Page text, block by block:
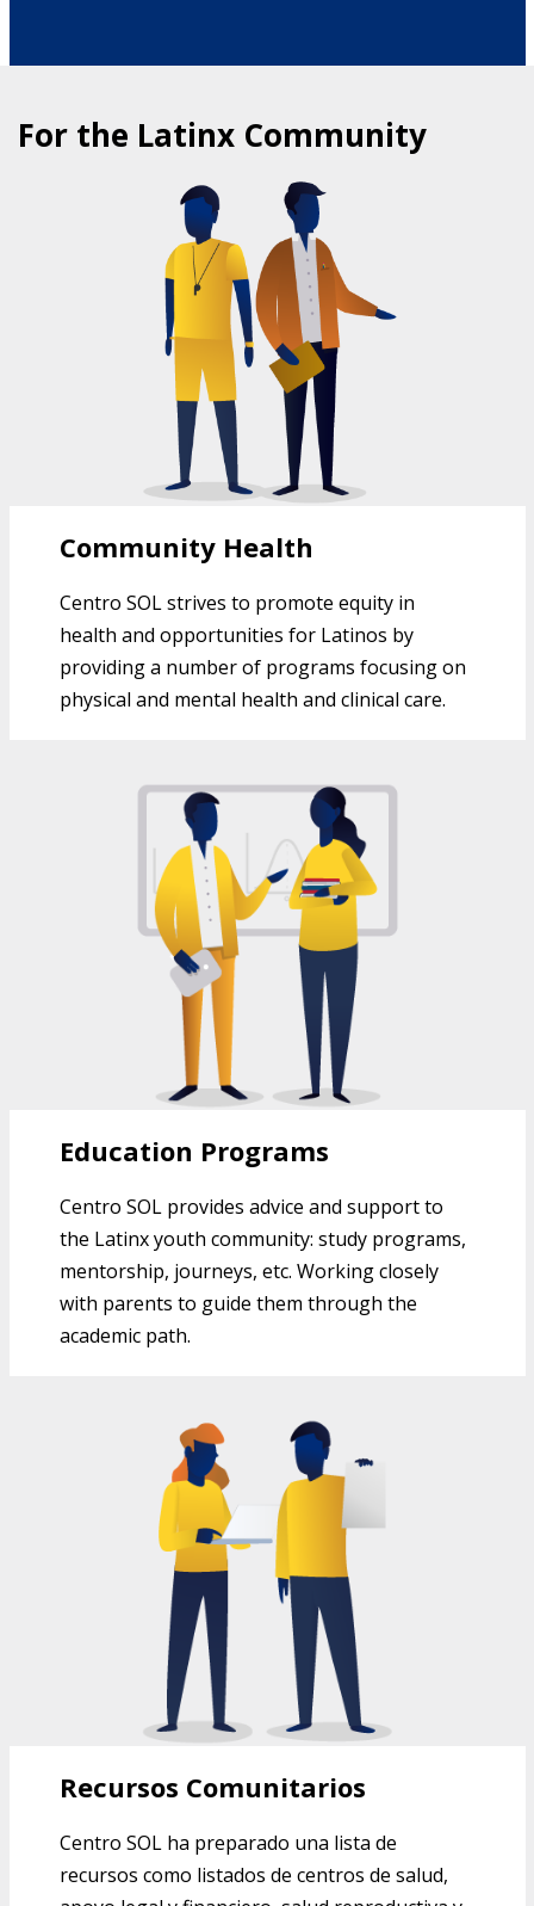
For the Latinx Community
COMMUNITY HEALTH PROGRAMS
FOR LATINXS
Community Health
Centro SOL strives to promote equity in
health and opportunities for Latinos by
providing a number of programs focusing on
physical and mental health and clinical care.
EDUCATION PROGRAMS AT CENTRO
SOL
Education Programs
Centro SOL provides advice and support to
the Latinx youth community: study programs,
mentorship, journeys, etc. Working closely
with parents to guide them through the
academic path.
RECURSOS COMUNITARIOS DEL
CENTRO SOL
Recursos Comunitarios
Centro SOL ha preparado una lista de
recursos como listados de centros de salud,